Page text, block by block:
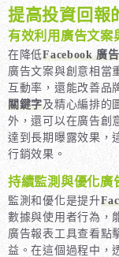
提高投資回報
有效利用廣告文案
在降低Facebook 廣
廣告文案與創意相當
互動率，還能改善品
關鍵字及精心編排的
外，還可以在廣告創
達到長期曝露效果，
行銷效果。
持續監測與優化廣
監測和優化是提升
數據與使用者行為，
廣告報表工具查看點
益。在這個過程中，